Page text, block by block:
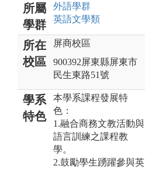
所屬
學群
外語學群
英語文學類
所在
校區
屏商校區
900392屏東縣屏東市
民生東路51號
學系
特色
本學系課程發展特
色：
1.融合商務文教活動與
語言訓練之課程教
學。
2.鼓勵學生踴躍參與英